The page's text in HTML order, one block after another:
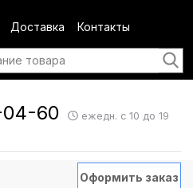
Доставка Контакты
04-60 ежедн. с 10 до 19
Оформить заказ